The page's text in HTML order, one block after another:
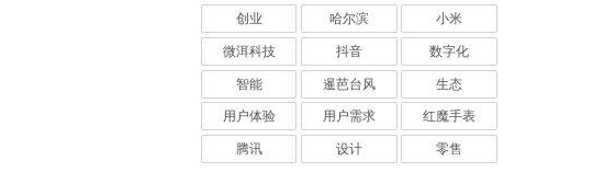
创业
哈尔滨
小米
微洱科技
抖音
数字化
智能
暹芭台风
生态
用户体验
用户需求
红魔手表
腾讯
设计 零售